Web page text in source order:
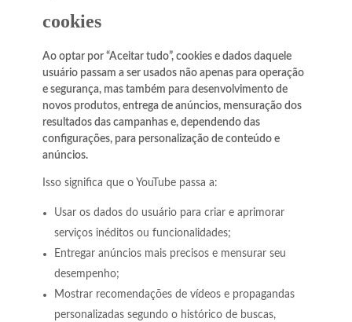
cookies
Ao optar por “Aceitar tudo”, cookies e dados daquele
usuário passam a ser usados não apenas para operação
e segurança, mas também para desenvolvimento de
novos produtos, entrega de anúncios, mensuração dos
resultados das campanhas e, dependendo das
configurações, para personalização de conteúdo e
anúncios.
Isso significa que o YouTube passa a:
Usar os dados do usuário para criar e aprimorar
serviços inéditos ou funcionalidades;
Entregar anúncios mais precisos e mensurar seu
desempenho;
Mostrar recomendações de vídeos e propagandas
personalizadas segundo o histórico de buscas,